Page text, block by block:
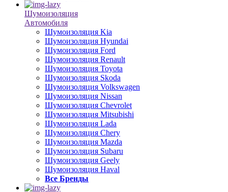
Шумоизоляция
Автомобиля
Шумоизоляция Kia
Шумоизоляция Hyundai
Шумоизоляция Ford
Шумоизоляция Renault
Шумоизоляция Toyota
Шумоизоляция Skoda
Шумоизоляция Volkswagen
Шумоизоляция Nissan
Шумоизоляция Chevrolet
Шумоизоляция Mitsubishi
Шумоизоляция Lada
Шумоизоляция Chery
Шумоизоляция Mazda
Шумоизоляция Subaru
Шумоизоляция Geely
Шумоизоляция Haval
Все Бренды